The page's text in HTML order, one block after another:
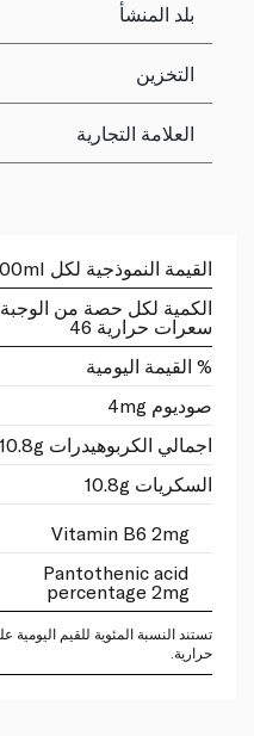
بلد المنشأ
التخزين
العلامة التجارية
القيمة النموذجية لكل 100ml
الكمية لكل حصة من الوجبة
سعرات حرارية 46
% القيمة اليومية
صوديوم 4mg
اجمالي الكربوهيدرات 10.8g
السكريات 10.8g
Vitamin B6 2mg
Pantothenic acid
percentage 2mg
حرارية.